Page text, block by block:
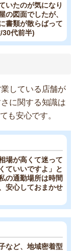
いたのが気になり
の図面でしたが、
書類が散らばって
30代前半)
している店舗が
に関する知識は
も安心です。
場が高くて迷って
ていいですよ」と
の通勤場所は時間
安心しておまかせ
など、地域密着型